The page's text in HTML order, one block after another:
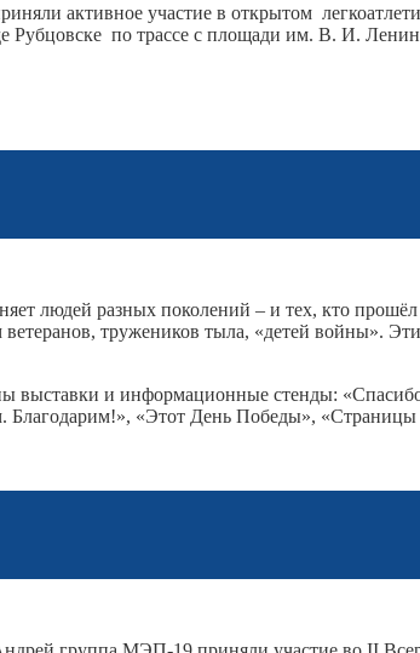
активное участие в открытом
по трассе с площади им. В. И.
людей разных поколений – и тех, кто
тружеников тыла, «детей войны».
выставки и информационные стенды:
«Этот День Победы», «Страницы